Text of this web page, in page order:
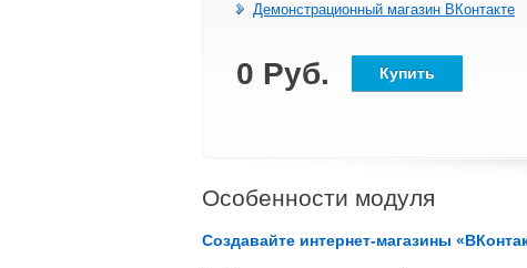
Демонстрационный магазин ВКонтакте
0 Руб. Купить
Особенности модуля
Создавайте интернет-магазины